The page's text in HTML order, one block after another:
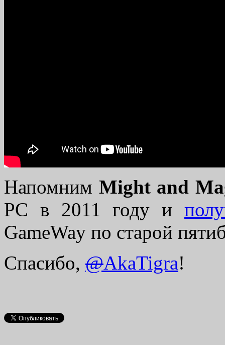
Напомним Might and
PC в 2011 году и
GameWay по старой
Спасибо, @AkaTigra!